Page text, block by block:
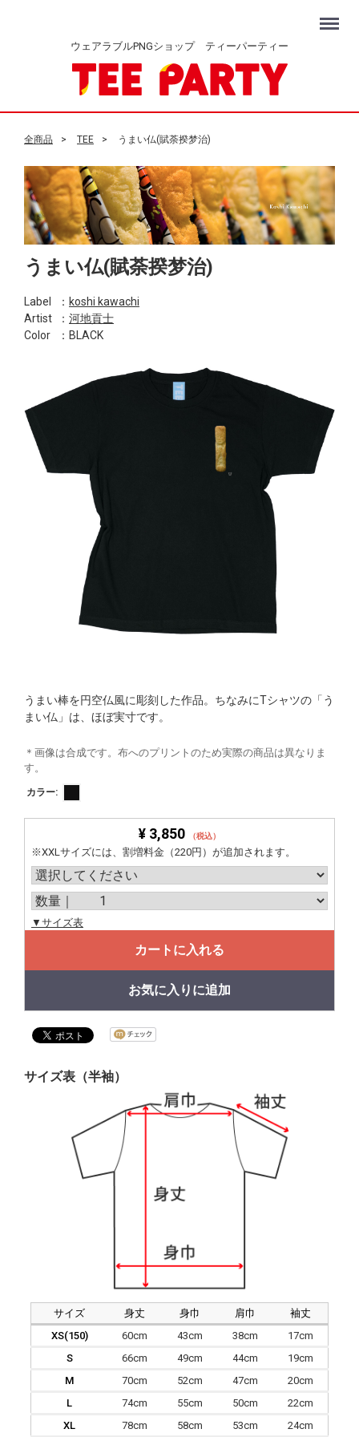
ウェアラブルPNGショップ ティーパーティー
Menu
全商品 TEE うまい仏(賦荼揆梦治)
うまい仏(賦荼揆梦治)
Label ： koshi kawachi
Artist
： 河地貢士
Color
：BLACK
うまい棒を円空仏風に彫刻した作品。ちなみにTシャツの「う
まい仏」は、ほぼ実寸です。
＊画像は合成です。布へのプリントのため実際の商品は異なりま
す。
カラー:
¥ 3,850 （税込）
※XXLサイズには、割増料金（220円）が追加されます。
▼サイズ表
カートに入れる
お気に入りに追加
サイズ表（半袖）
サイズ 身丈 身巾 肩巾
袖丈
XS(150)
60cm 43cm 38cm
17cm
S
66cm 49cm 44cm
19cm
M
70cm 52cm 47cm
20cm
L
74cm 55cm 50cm
22cm
XL
78cm 58cm 53cm 24cm